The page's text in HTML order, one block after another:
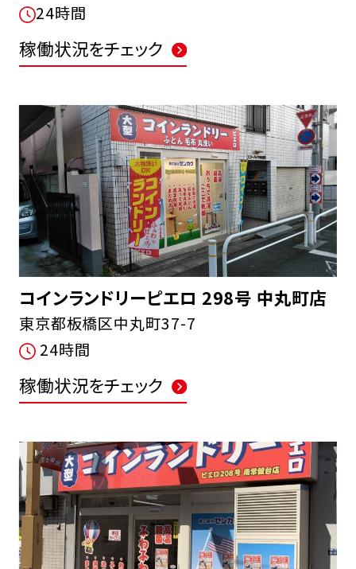
24時間
稼働状況をチェック
コインランドリーピエロ 298号 中丸町店
東京都板橋区中丸町37-7
24時間
稼働状況をチェック